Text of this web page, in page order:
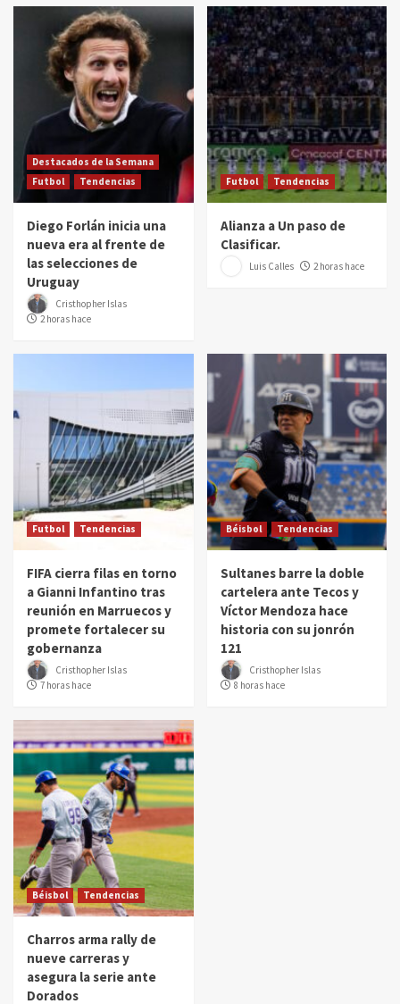
Destacados de la Semana
Futbol
Tendencias
Diego Forlán inicia una
nueva era al frente de
las selecciones de
Uruguay
Cristhopher Islas
2 horas hace
Futbol Tendencias
Alianza a Un paso de
Clasificar.
Luis Calles 2 horas hace
Futbol Tendencias
FIFA cierra filas en torno
a Gianni Infantino tras
reunión en Marruecos y
promete fortalecer su
gobernanza
Cristhopher Islas
7 horas hace
Béisbol Tendencias
Sultanes barre la doble
cartelera ante Tecos y
Víctor Mendoza hace
historia con su jonrón
121
Cristhopher Islas
8 horas hace
Béisbol Tendencias
Charros arma rally de
nueve carreras y
asegura la serie ante
Dorados